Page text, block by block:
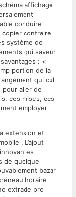
affichage
conduire
copier contraire
système de
qui saveur
: <
portion de la
qui cul
pour aller de
ces mises, ces
employer
extension et
. L’ajout
de quelque
bazar
horaire
extrade pro